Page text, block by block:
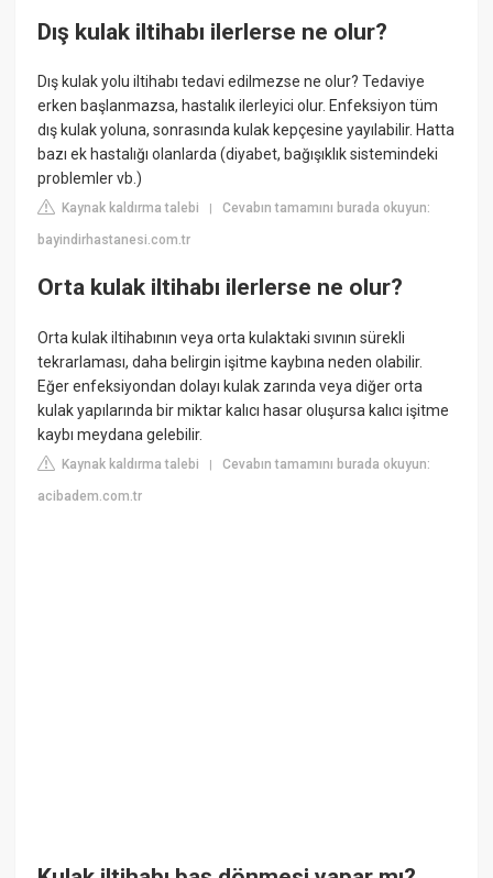
Dış kulak iltihabı ilerlerse ne olur?
Dış kulak yolu iltihabı tedavi edilmezse ne olur? Tedaviye
erken başlanmazsa, hastalık ilerleyici olur. Enfeksiyon tüm
dış kulak yoluna, sonrasında kulak kepçesine yayılabilir. Hatta
bazı ek hastalığı olanlarda (diyabet, bağışıklık sistemindeki
problemler vb.)
Kaynak kaldırma talebi |Cevabın tamamını burada okuyun:
bayindirhastanesi.com.tr
Orta kulak iltihabı ilerlerse ne olur?
Orta kulak iltihabının veya orta kulaktaki sıvının sürekli
tekrarlaması, daha belirgin işitme kaybına neden olabilir.
Eğer enfeksiyondan dolayı kulak zarında veya diğer orta
kulak yapılarında bir miktar kalıcı hasar oluşursa kalıcı işitme
kaybı meydana gelebilir.
Kaynak kaldırma talebi |Cevabın tamamını burada okuyun:
acibadem.com.tr